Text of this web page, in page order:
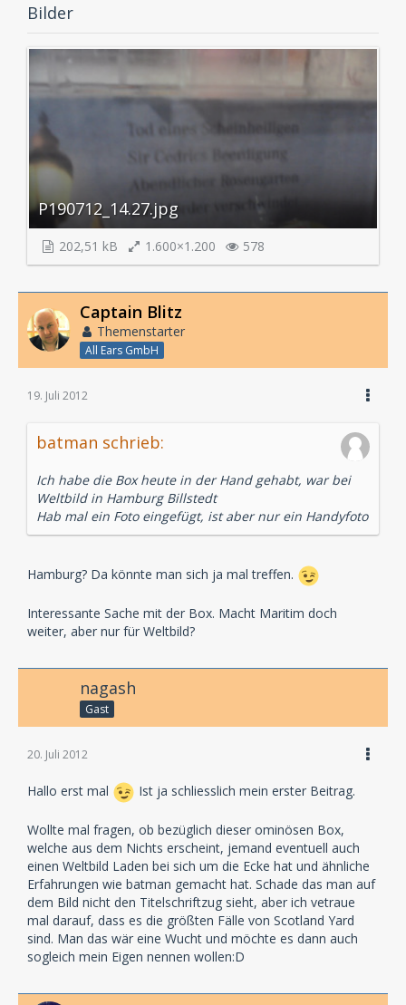
Bilder
P190712_14.27.jpg
202,51 kB 1.600×1.200 578
Captain Blitz
Themenstarter
All Ears GmbH
19. Juli 2012
batman schrieb:
Ich habe die Box heute in der Hand gehabt, war bei
Weltbild in Hamburg Billstedt
Hab mal ein Foto eingefügt, ist aber nur ein Handyfoto
Hamburg? Da könnte man sich ja mal treffen.
Interessante Sache mit der Box. Macht Maritim doch
weiter, aber nur für Weltbild?
nagash
Gast
20. Juli 2012
Hallo erst mal Ist ja schliesslich mein erster Beitrag.
Wollte mal fragen, ob bezüglich dieser ominösen Box,
welche aus dem Nichts erscheint, jemand eventuell auch
einen Weltbild Laden bei sich um die Ecke hat und ähnliche
Erfahrungen wie batman gemacht hat. Schade das man auf
dem Bild nicht den Titelschriftzug sieht, aber ich vetraue
mal darauf, dass es die größten Fälle von Scotland Yard
sind. Man das wär eine Wucht und möchte es dann auch
sogleich mein Eigen nennen wollen:D